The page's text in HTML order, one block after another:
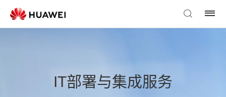
IT部署与集成服务